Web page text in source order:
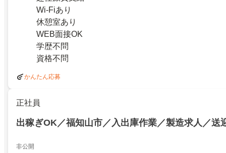
Wi-Fiあり
休憩室あり
WEB面接OK
学歴不問
資格不問
かんたん応募
正社員
出稼ぎOK／福知山市／入出庫作業／製造求人／送
非公開